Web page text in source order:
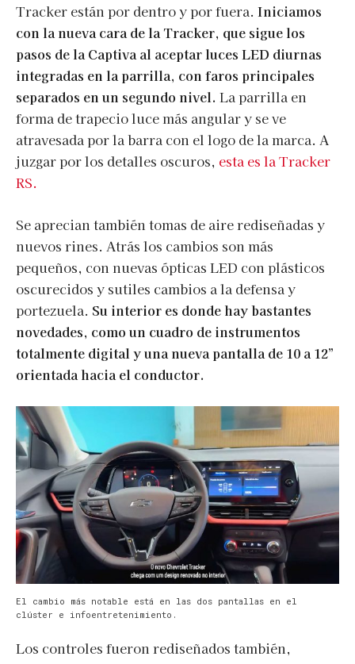
Tracker están por dentro y por fuera. Iniciamos
con la nueva cara de la Tracker, que sigue los
pasos de la Captiva al aceptar luces LED diurnas
integradas en la parrilla, con faros principales
separados en un segundo nivel. La parrilla en
forma de trapecio luce más angular y se ve
atravesada por la barra con el logo de la marca. A
juzgar por los detalles oscuros, esta es la Tracker
RS.
Se aprecian también tomas de aire rediseñadas y
nuevos rines. Atrás los cambios son más
pequeños, con nuevas ópticas LED con plásticos
oscurecidos y sutiles cambios a la defensa y
portezuela. Su interior es donde hay bastantes
novedades, como un cuadro de instrumentos
totalmente digital y una nueva pantalla de 10 a 12”
orientada hacia el conductor.
El cambio más notable está en las dos pantallas en el
clúster e infoentretenimiento.
Los controles fueron rediseñados también,